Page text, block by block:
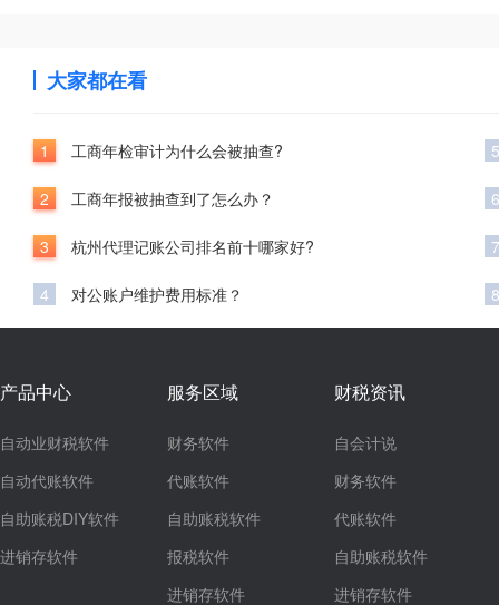
大家都在看
1 工商年检审计为什么会被抽查?
2 工商年报被抽查到了怎么办？
3 杭州代理记账公司排名前十哪家好?
4 对公账户维护费用标准？
5
6
7
8
产品中心
自动业财税软件
自动代账软件
自助账税DIY软件
进销存软件
服务区域
财务软件
代账软件
自助账税软件
报税软件
进销存软件
财税资讯
自会计说
财务软件
代账软件
自助账税软件
进销存软件